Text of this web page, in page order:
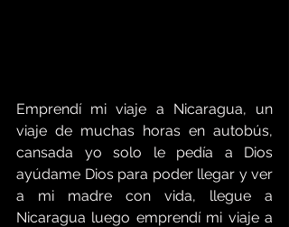
Emprendí mi viaje a Nicaragua, un
viaje de muchas horas en autobús,
cansada yo solo le pedía a Dios
ayúdame Dios para poder llegar y ver
a mi madre con vida, llegue a
Nicaragua luego emprendí mi viaje a